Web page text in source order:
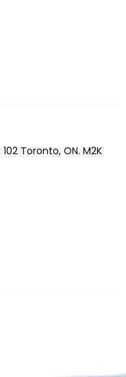
Toronto, ON. M2K